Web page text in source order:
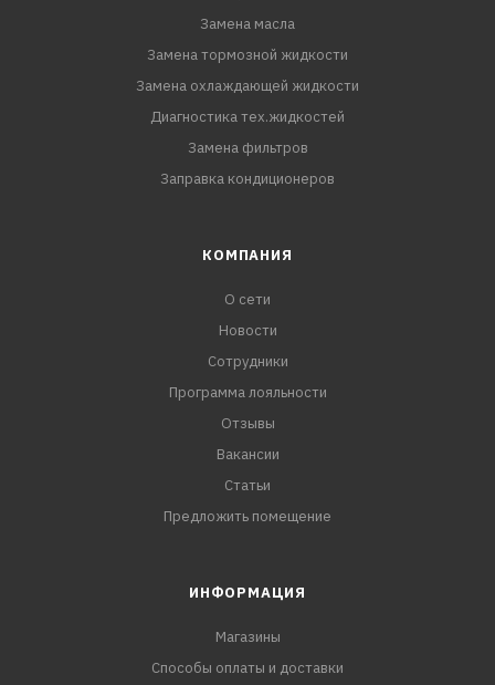
Замена масла
Замена тормозной жидкости
Замена охлаждающей жидкости
Диагностика тех.жидкостей
Замена фильтров
Заправка кондиционеров
КОМПАНИЯ
О сети
Новости
Сотрудники
Программа лояльности
Отзывы
Вакансии
Статьи
Предложить помещение
ИНФОРМАЦИЯ
Магазины
Способы оплаты и доставки